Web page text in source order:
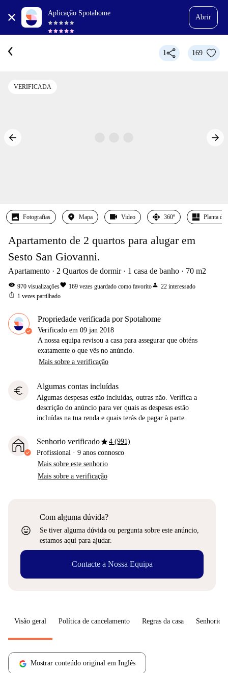
Aplicação Spotahome
Abrir
1 169
VERIFICADA
Fotografias Mapa Video 360º Planta
Apartamento de 2 quartos para alugar em
Sesto San Giovanni.
Apartamento 2 Quartos de dormir 1 casa de banho 70 m2
visibility 970 visualizaçõesfavorite 169 vezes guardado como favoritoperson 22 interessado
ios_share 1 vezes partilhado
Propriedade verificada por Spotahome
Verificado em 09 jan 2018
A nossa equipa revisou a casa para assegurar que obténs
exatamente o que vês no anúncio.
Mais sobre a verificação
euro Algumas contas incluídas
Algumas despesas estão incluídas, outras não. Verifica a
descrição do anúncio para ver quais as despesas estão
incluídas na tua renda e quais terás de pagar à parte.
Senhorio verificadostar4 (991)
Profissional · 9 anos connosco
Mais sobre este senhorio
Mais sobre a verificação
sentiment_very_satisfied
Com alguma dúvida?
Se tiver alguma dúvida ou pergunta sobre este anúncio,
estamos aqui para ajudar.
Contacte a Nossa Equipa
Visão geral Política de cancelamento Regras da casa Senhorio
Mostrar conteúdo original em Inglês